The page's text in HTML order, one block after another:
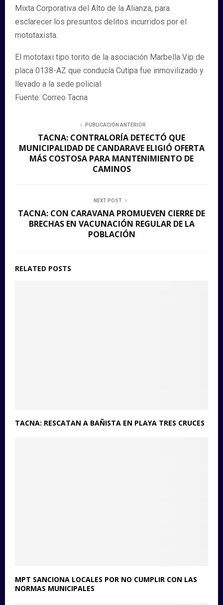
Mixta Corporativa del Alto de la Alianza, para
esclarecer los presuntos delitos incurridos por el
mototaxista.
El mototaxi tipo torito de la asociación Marbella Vip de
placa 0138-AZ que conducía Cutipa fue inmovilizado y
llevado a la sede policial.
Fuente: Correo Tacna
PUBLICACIÓN ANTERIOR
TACNA: CONTRALORÍA DETECTÓ QUE
MUNICIPALIDAD DE CANDARAVE ELIGIÓ OFERTA
MÁS COSTOSA PARA MANTENIMIENTO DE
CAMINOS
NEXT POST
TACNA: CON CARAVANA PROMUEVEN CIERRE DE
BRECHAS EN VACUNACIÓN REGULAR DE LA
POBLACIÓN
RELATED POSTS
TACNA: RESCATAN A BAÑISTA EN PLAYA TRES CRUCES
MPT SANCIONA LOCALES POR NO CUMPLIR CON LAS
NORMAS MUNICIPALES